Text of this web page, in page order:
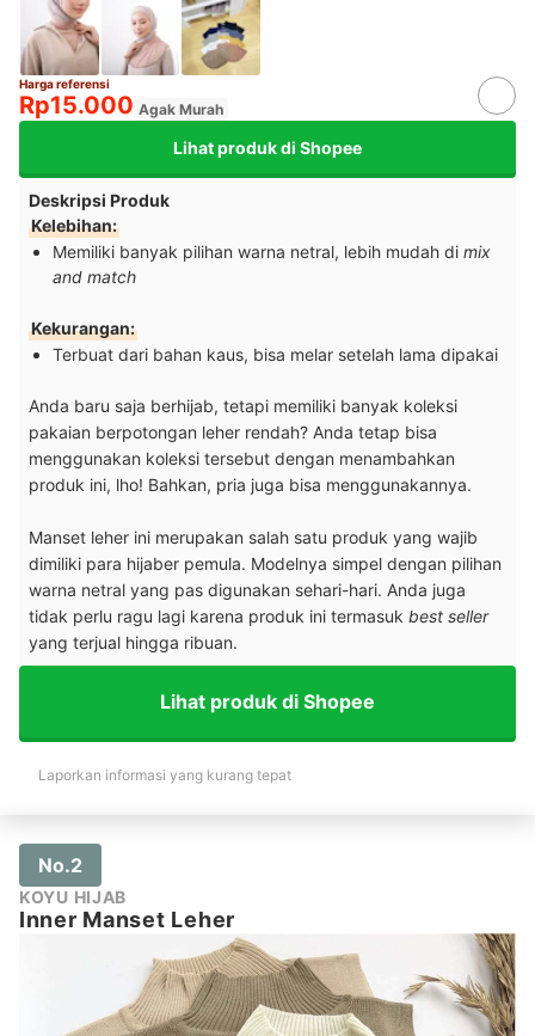
Harga referensi
Rp15.000 Agak Murah
Lihat produk di Shopee
Deskripsi Produk
Kelebihan:
Memiliki banyak pilihan warna netral, lebih mudah di mix
and match
Kekurangan:
Terbuat dari bahan kaus, bisa melar setelah lama dipakai
Anda baru saja berhijab, tetapi memiliki banyak koleksi
pakaian berpotongan leher rendah? Anda tetap bisa
menggunakan koleksi tersebut dengan menambahkan
produk ini, lho! Bahkan, pria juga bisa menggunakannya.
Manset leher ini merupakan salah satu produk yang wajib
dimiliki para hijaber pemula. Modelnya simpel dengan pilihan
warna netral yang pas digunakan sehari-hari. Anda juga
tidak perlu ragu lagi karena produk ini termasuk best seller
yang terjual hingga ribuan.
Lihat produk di Shopee
Laporkan informasi yang kurang tepat
No.2
KOYU HIJAB
Inner Manset Leher